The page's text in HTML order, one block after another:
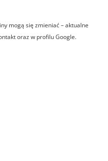
mogą się zmieniać – aktualne
oraz w profilu Google.